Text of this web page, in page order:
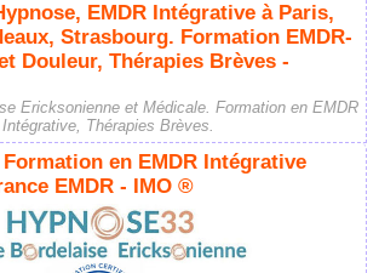
EMDR Intégrative à Paris,
Strasbourg. Formation EMDR-
Douleur, Thérapies Brèves -
Ericksonienne et Médicale. Formation en EMDR
Intégrative, Thérapies Brèves.
Formation en EMDR Intégrative
EMDR - IMO ®